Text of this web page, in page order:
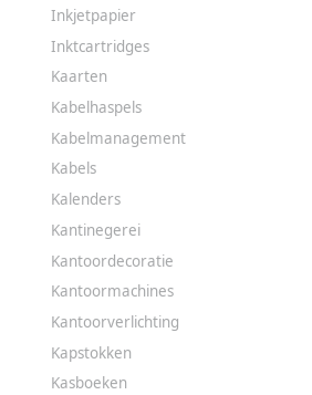
Inkjetpapier
Inktcartridges
Kaarten
Kabelhaspels
Kabelmanagement
Kabels
Kalenders
Kantinegerei
Kantoordecoratie
Kantoormachines
Kantoorverlichting
Kapstokken
Kasboeken